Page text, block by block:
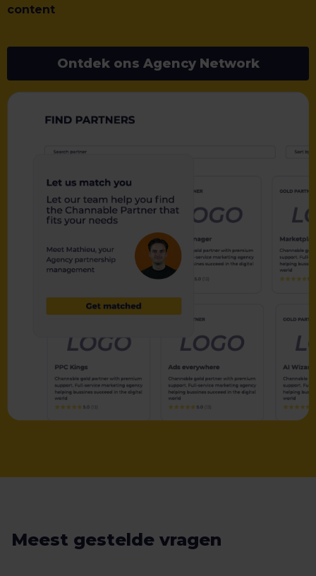
content
Ontdek ons Agency Network
Meest gestelde vragen